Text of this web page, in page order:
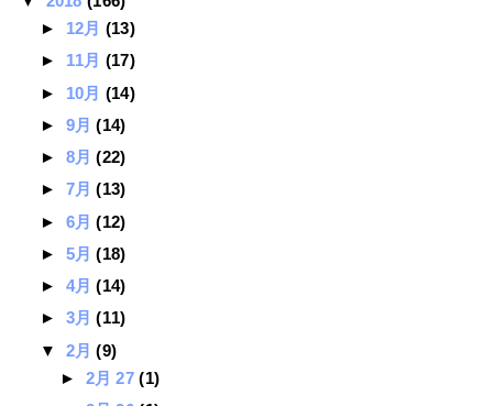
► 12月 (13)
► 11月 (17)
► 10月 (14)
► 9月(14)
► 8月(22)
► 7月(13)
► 6月(12)
► 5月(18)
► 4月(14)
► 3月(11)
▼ 2月(9)
► 2月 27(1)